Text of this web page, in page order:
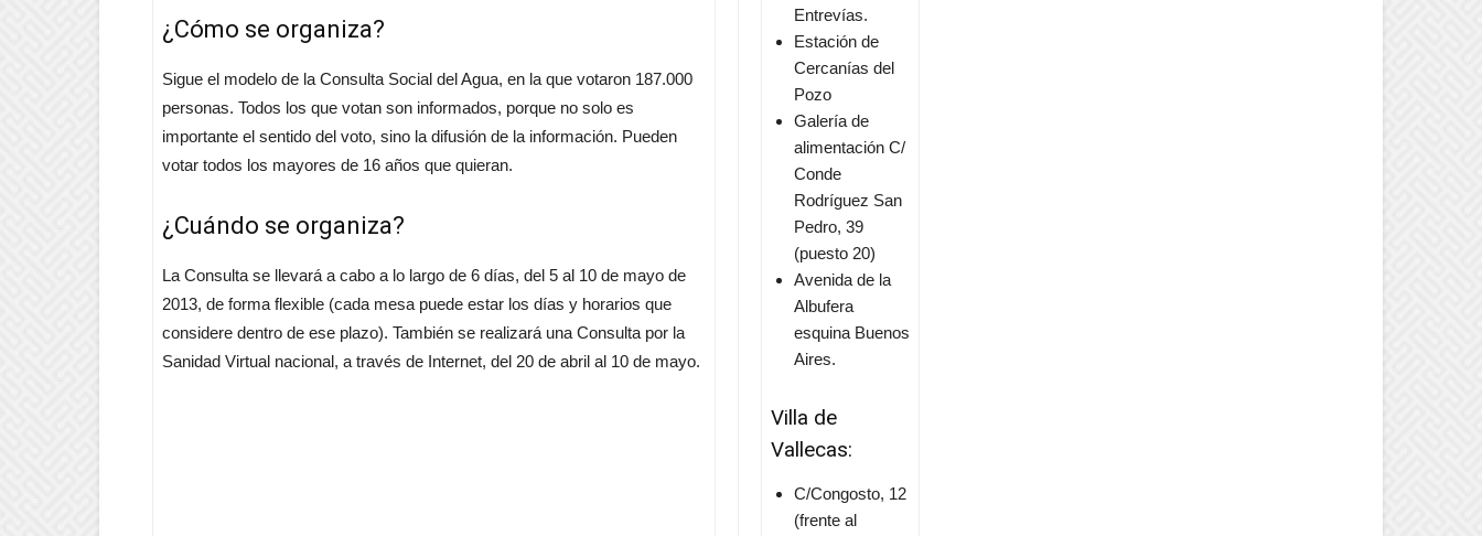
¿Cómo se organiza?
Sigue el modelo de la Consulta Social del Agua, en la que votaron 187.000
personas. Todos los que votan son informados, porque no solo es
importante el sentido del voto, sino la difusión de la información. Pueden
votar todos los mayores de 16 años que quieran.
¿Cuándo se organiza?
La Consulta se llevará a cabo a lo largo de 6 días, del 5 al 10 de mayo de
2013, de forma flexible (cada mesa puede estar los días y horarios que
considere dentro de ese plazo). También se realizará una Consulta por la
Sanidad Virtual nacional, a través de Internet, del 20 de abril al 10 de mayo.
Entrevías.
Estación de
Cercanías del
Pozo
Galería de
alimentación C/
Conde
Rodríguez San
Pedro, 39
(puesto 20)
Avenida de la
Albufera
esquina Buenos
Aires.
Villa de
Vallecas:
C/Congosto, 12
(frente al